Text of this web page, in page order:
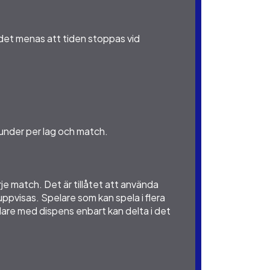
menas att tiden stoppas vid
per lag och match.
match. Det är tillåtet att använda
Spelare som kan spela i flera
med dispens enbart kan delta i det